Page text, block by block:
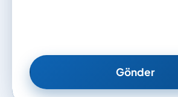
Gönder